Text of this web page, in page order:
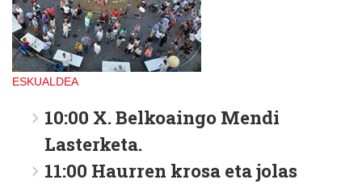
ESKUALDEA
10:00 X. Belkoaingo Mendi
Lasterketa.
11:00 Haurren krosa eta jolas